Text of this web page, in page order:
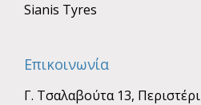
Sianis Tyres
Επικοινωνία
Γ. Τσαλαβούτα 13, Περιστέρι